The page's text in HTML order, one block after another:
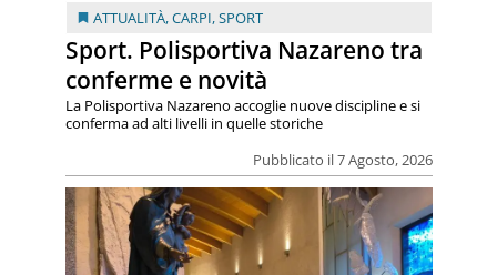
ATTUALITÀ,CARPI,SPORT
Sport. Polisportiva Nazareno tra
conferme e novità
Pubblicato il 7 Agosto, 2026
La Polisportiva Nazareno accoglie nuove discipline e si
conferma ad alti livelli in quelle storiche